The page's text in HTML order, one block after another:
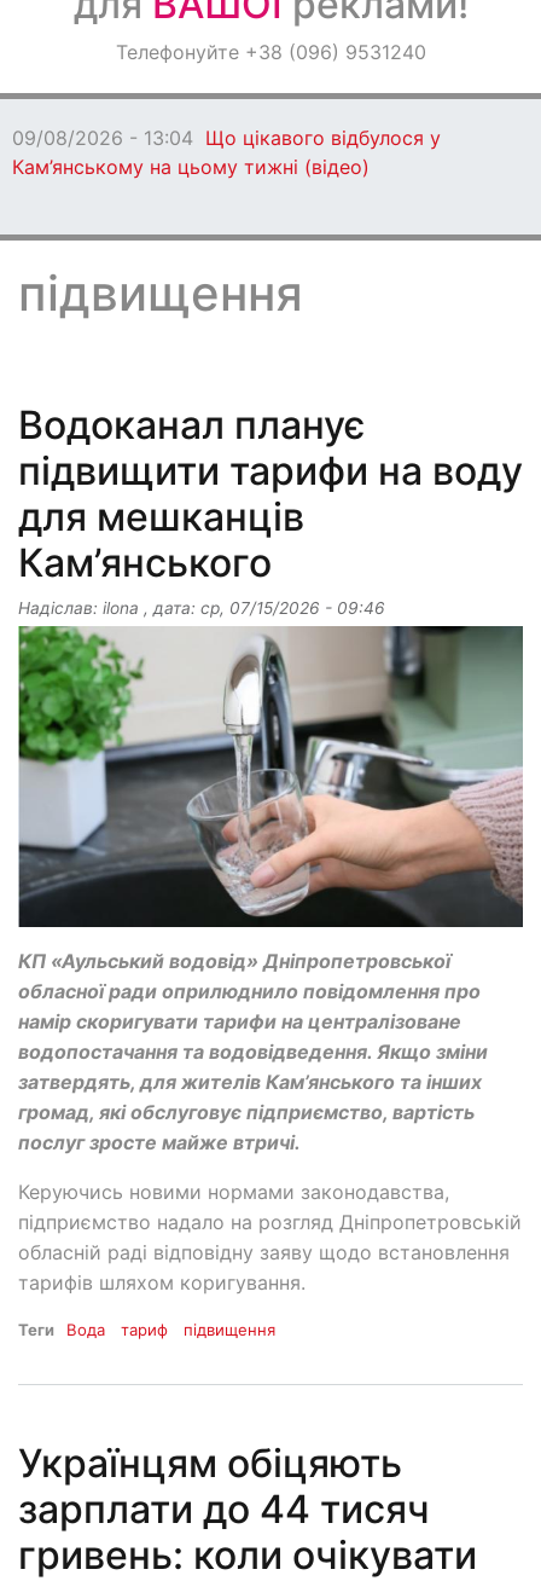
ОголошенняТелефонуйте +38 (096) 9531240
09/08/2026 - 11:27
Мешканці Дніпропетровщини
КТ та МРТ за Програмою медичних гарантій
підвищення
Водоканал планує
підвищити тарифи на воду
для мешканців
Кам’янського
Надіслав: ilona , дата: ср, 07/15/2026 - 09:46
КП «Аульський водовід» Дніпропетровської
обласної ради оприлюднило повідомлення про
намір скоригувати тарифи на централізоване
водопостачання та водовідведення. Якщо зміни
затвердять, для жителів Кам’янського та інших
громад, які обслуговує підприємство, вартість
послуг зросте майже втричі.
Керуючись новими нормами законодавства,
підприємство надало на розгляд Дніпропетровській
обласній раді відповідну заяву щодо встановлення
тарифів шляхом коригування.
Теги Вода тариф підвищення
Українцям обіцяють
зарплати до 44 тисяч
гривень: коли очікувати